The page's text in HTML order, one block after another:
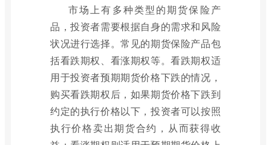
市场上有多种类型的期货保险产
品，投资者需要根据自身的需求和风险
状况进行选择。常见的期货保险产品包
括看跌期权、看涨期权等。看跌期权适
用于投资者预期期货价格下跌的情况，
购买看跌期权后，如果期货价格下跌到
约定的执行价格以下，投资者可以按照
执行价格卖出期货合约，从而获得收